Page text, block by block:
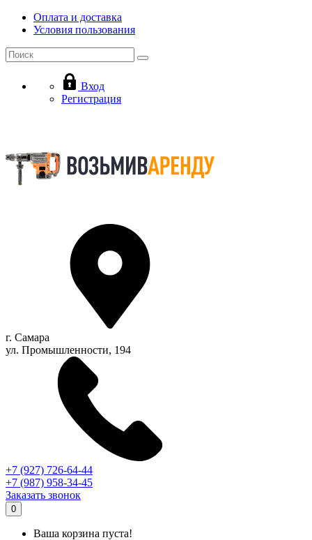
Оплата и доставка
Условия пользования
Вход
Регистрация
г. Самара
ул. Промышленности, 194
+7 (927) 726-64-44
+7 (987) 958-34-45
Заказать звонок
0
Ваша корзина пуста!